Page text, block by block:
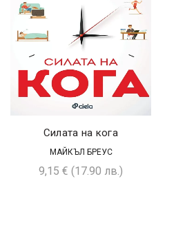
Силата на кога
МАЙКЪЛ БРЕУС
9,15 € (17.90 лв.)